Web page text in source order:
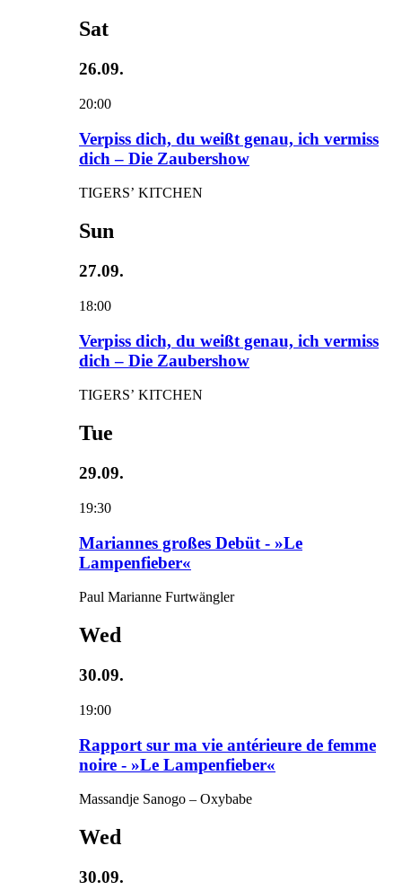
Sat
26.09.
20:00
Verpiss dich, du weißt genau, ich vermiss
dich – Die Zaubershow
TIGERS’ KITCHEN
Sun
27.09.
18:00
Verpiss dich, du weißt genau, ich vermiss
dich – Die Zaubershow
TIGERS’ KITCHEN
Tue
29.09.
19:30
Mariannes großes Debüt - »Le
Lampenfieber«
Paul Marianne Furtwängler
Wed
30.09.
19:00
Rapport sur ma vie antérieure de femme
noire - »Le Lampenfieber«
Massandje Sanogo – Oxybabe
Wed
30.09.